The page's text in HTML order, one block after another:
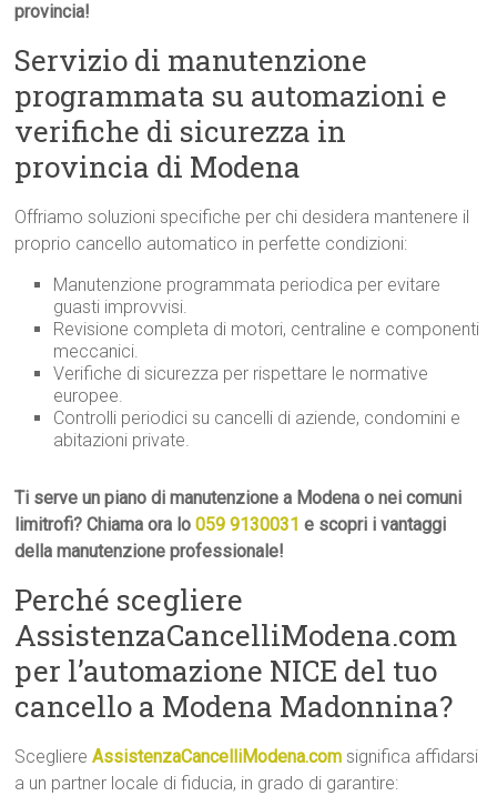
provincia!
Servizio di manutenzione
programmata su automazioni e
verifiche di sicurezza in
provincia di Modena
Offriamo soluzioni specifiche per chi desidera mantenere il
proprio cancello automatico in perfette condizioni:
Manutenzione programmata periodica per evitare
guasti improvvisi.
Revisione completa di motori, centraline e componenti
meccanici.
Verifiche di sicurezza per rispettare le normative
europee.
Controlli periodici su cancelli di aziende, condomini e
abitazioni private.
Ti serve un piano di manutenzione a Modena o nei comuni
limitrofi? Chiama ora lo059 9130031 e scopri i vantaggi
della manutenzione professionale!
Perché scegliere
AssistenzaCancelliModena.com
per l’automazione NICE del tuo
cancello a Modena Madonnina?
ScegliereAssistenzaCancelliModena.com significa affidarsi
a un partner locale di fiducia, in grado di garantire: